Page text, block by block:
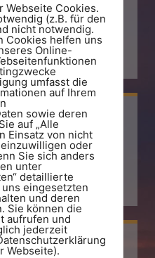
Webseite Cookies.
(z.B. für den
nicht notwendig.
Cookies helfen uns
Online-
umfasst die
auf Ihrem
sowie deren
auf „Alle
Einsatz von nicht
oder
Sie sich anders
unter
detaillierte
eingesetzten
und deren
Sie können die
aufrufen und
jederzeit
Webseite).